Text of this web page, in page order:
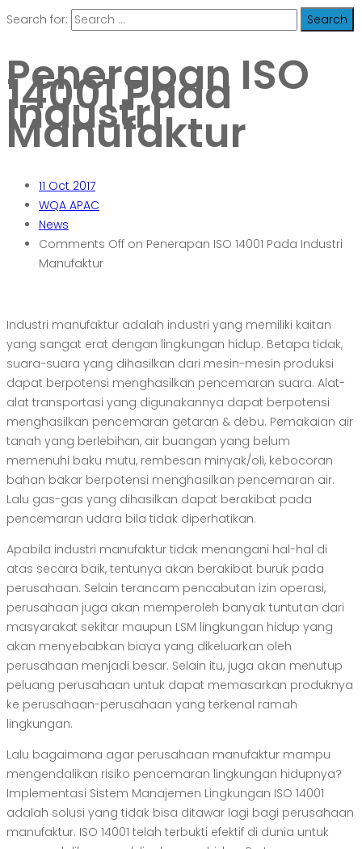
Search for:
Penerapan ISO
14001 Pada
Industri
Manufaktur
11 Oct 2017
WQA APAC
News
Comments Off on Penerapan ISO 14001 Pada Industri
Manufaktur
Industri manufaktur adalah industri yang memiliki kaitan
yang sangat erat dengan lingkungan hidup. Betapa tidak,
suara-suara yang dihasilkan dari mesin-mesin produksi
dapat berpotensi menghasilkan pencemaran suara. Alat-
alat transportasi yang digunakannya dapat berpotensi
menghasilkan pencemaran getaran & debu. Pemakaian air
tanah yang berlebihan, air buangan yang belum
memenuhi baku mutu, rembesan minyak/oli, kebocoran
bahan bakar berpotensi menghasilkan pencemaran air.
Lalu gas-gas yang dihasilkan dapat berakibat pada
pencemaran udara bila tidak diperhatikan.
Apabila industri manufaktur tidak menangani hal-hal di
atas secara baik, tentunya akan berakibat buruk pada
perusahaan. Selain terancam pencabutan izin operasi,
perusahaan juga akan memperoleh banyak tuntutan dari
masyarakat sekitar maupun LSM lingkungan hidup yang
akan menyebabkan biaya yang dikeluarkan oleh
perusahaan menjadi besar. Selain itu, juga akan menutup
peluang perusahaan untuk dapat memasarkan produknya
ke perusahaan-perusahaan yang terkenal ramah
lingkungan.
Lalu bagaimana agar perusahaan manufaktur mampu
mengendalikan risiko pencemaran lingkungan hidupnya?
Implementasi Sistem Manajemen Lingkungan ISO 14001
adalah solusi yang tidak bisa ditawar lagi bagi perusahaan
manufaktur. ISO 14001 telah terbukti efektif di dunia untuk